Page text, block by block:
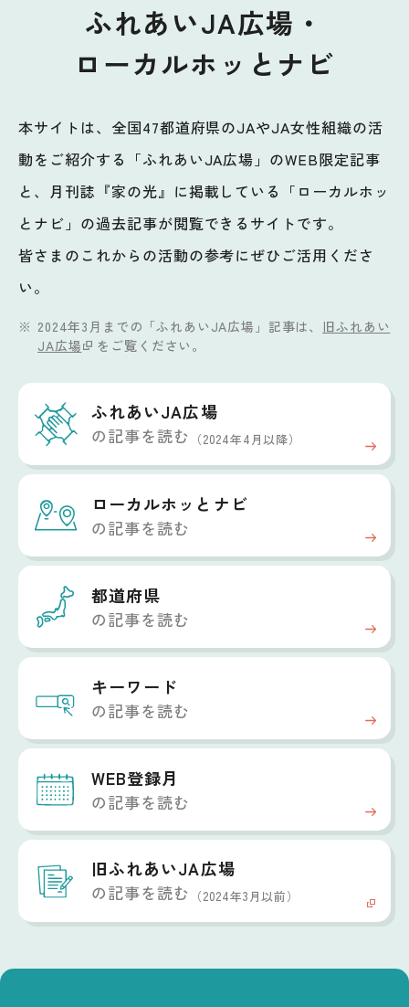
ふれあいJA広場・
ローカルホッとナビ
本サイトは、全国47都道府県のJAやJA女性組織の活
動をご紹介する「ふれあいJA広場」のWEB限定記事
と、月刊誌『家の光』に掲載している「ローカルホッ
とナビ」の過去記事が閲覧できるサイトです。
皆さまのこれからの活動の参考にぜひご活用くださ
い。
2024年3月までの「ふれあいJA広場」記事は、 旧ふれあい
JA広場
をご覧ください。
ふれあいJA広場
の記事を読む （2024年4月以降）
ローカルホッと ナビ
の記事を読む
都道府県
の記事を読む
キーワード
の記事を読む
WEB登録月
の記事を読む
旧ふれあいJA広場
の記事を読む （2024年3月以前）